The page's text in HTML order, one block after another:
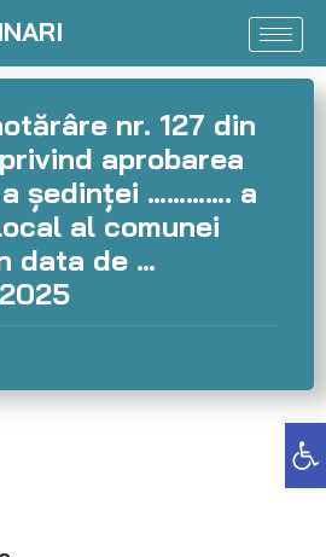
nr. 127 din
aprobarea
şedinţei …………. a
al comunei
data de …
Deschide bara de unelte